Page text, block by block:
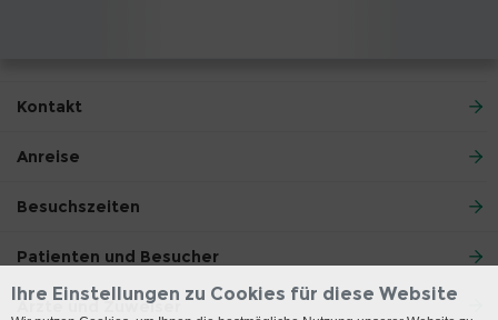
Kontakt
Anreise
Besuchszeiten
Patienten und Besucher
Ärzte und Zuweiser
Ihre Einstellungen zu Cookies für diese Website